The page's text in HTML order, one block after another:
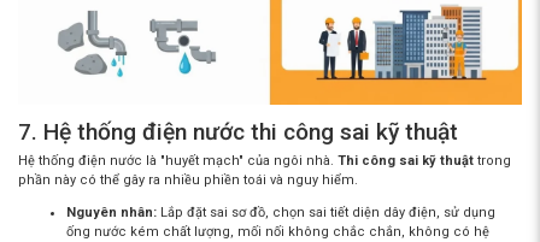
7. Hệ thống điện nước thi công sai kỹ thuật
Hệ thống điện nước là "huyết mạch" của ngôi nhà. Thi công sai kỹ thuật trong
phần này có thể gây ra nhiều phiền toái và nguy hiểm.
Nguyên nhân: Lắp đặt sai sơ đồ, chọn sai tiết diện dây điện, sử dụng
ống nước kém chất lượng, mối nối không chắc chắn, không có hệ